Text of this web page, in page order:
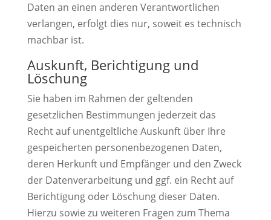
Daten an einen anderen Verantwortlichen
verlangen, erfolgt dies nur, soweit es technisch
machbar ist.
Auskunft, Berichtigung und
Löschung
Sie haben im Rahmen der geltenden
gesetzlichen Bestimmungen jederzeit das
Recht auf unentgeltliche Auskunft über Ihre
gespeicherten personenbezogenen Daten,
deren Herkunft und Empfänger und den Zweck
der Datenverarbeitung und ggf. ein Recht auf
Berichtigung oder Löschung dieser Daten.
Hierzu sowie zu weiteren Fragen zum Thema